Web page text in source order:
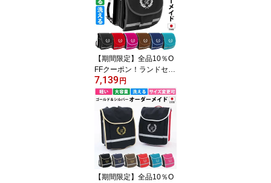
整理 ポケット式 バイン
ダー 日本製 ベビー 子供
成長記録 結婚式 卒業 思
い出 保管 ギフト シンプ
ル おしゃれ おすすめ
【期間限定】全品10％O
FFクーポン！ランドセル
カバー 男の子 防水 撥水
【ポケットで大容量 ポケ
ランカバー葉】雨 キズに
強い 超軽量 水筒 収納 2
WAY 手ぶら 登下校 安全
反射テープ イニシャル
カスタマイズ おしゃれ
シンプル 日本製
7,139 円
【期間限定】全品10％O